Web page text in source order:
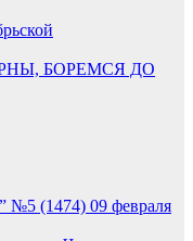
БОРЕМСЯ ДО
№5 (1474) 09 февраля